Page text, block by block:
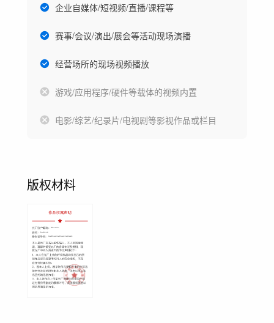
企业自媒体/短视频/直播/课程等
赛事/会议/演出/展会等活动现场演播
经营场所的现场视频播放
游戏/应用程序/硬件等载体的视频内置
电影/综艺/纪录片/电视剧等影视作品或栏目
版权材料